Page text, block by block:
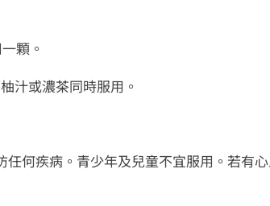
顆。
汁或濃茶同時服用。
何疾病。青少年及兒童不宜服用。若有